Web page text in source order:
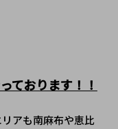
ております！！
アも南麻布や恵比